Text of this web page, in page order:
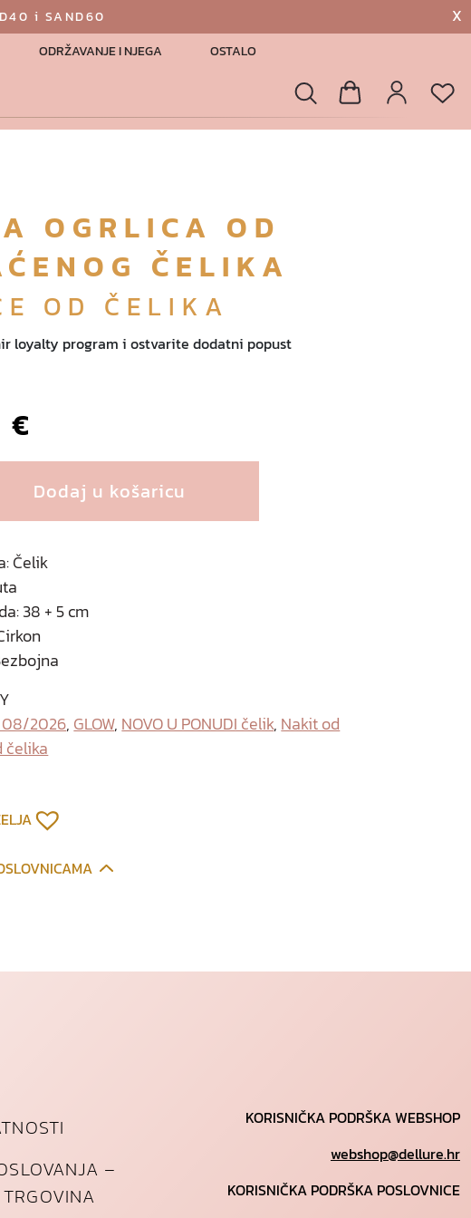
i SAND60 X
ODRŽAVANJE I NJEGA OSTALO
Pretraga
OGRLICA OD
ČELIKA
OD ČELIKA
loyalty program i ostvarite dodatni popust
€
Dodaj u košaricu
Čelik
38 + 5 cm
08/2026, GLOW, NOVO U PONUDI čelik, Nakit od
čelika
–
KORISNIČKA PODRŠKA WEBSHOP
webshop@dellure.hr
KORISNIČKA PODRŠKA POSLOVNICE